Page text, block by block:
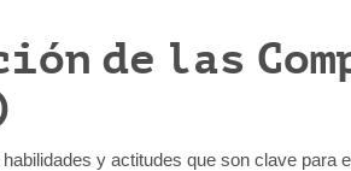
de las
y actitudes que son clave para